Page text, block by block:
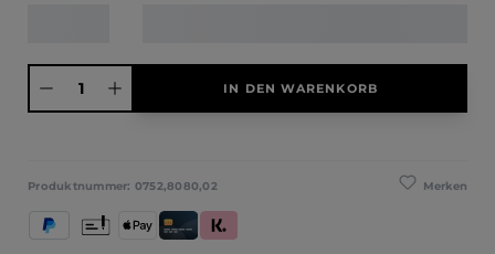
IN DEN WARENKORB
Merken
Produktnummer: 0752,8080,02
PayPal Apple PayKredit- und Debitkarte
Klarna (Rechnung / Ratenkauf / Sofort)
Vorkasse